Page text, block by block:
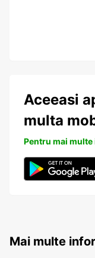
Aceeasi
multa
Pentru mai
Mai multe